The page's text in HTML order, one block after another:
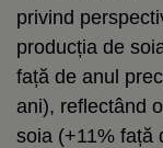
privind
producția de
față de anul
ani), reflectând
soia (+11% față